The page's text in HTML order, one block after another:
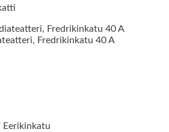
Fredrikinkatu 40 A